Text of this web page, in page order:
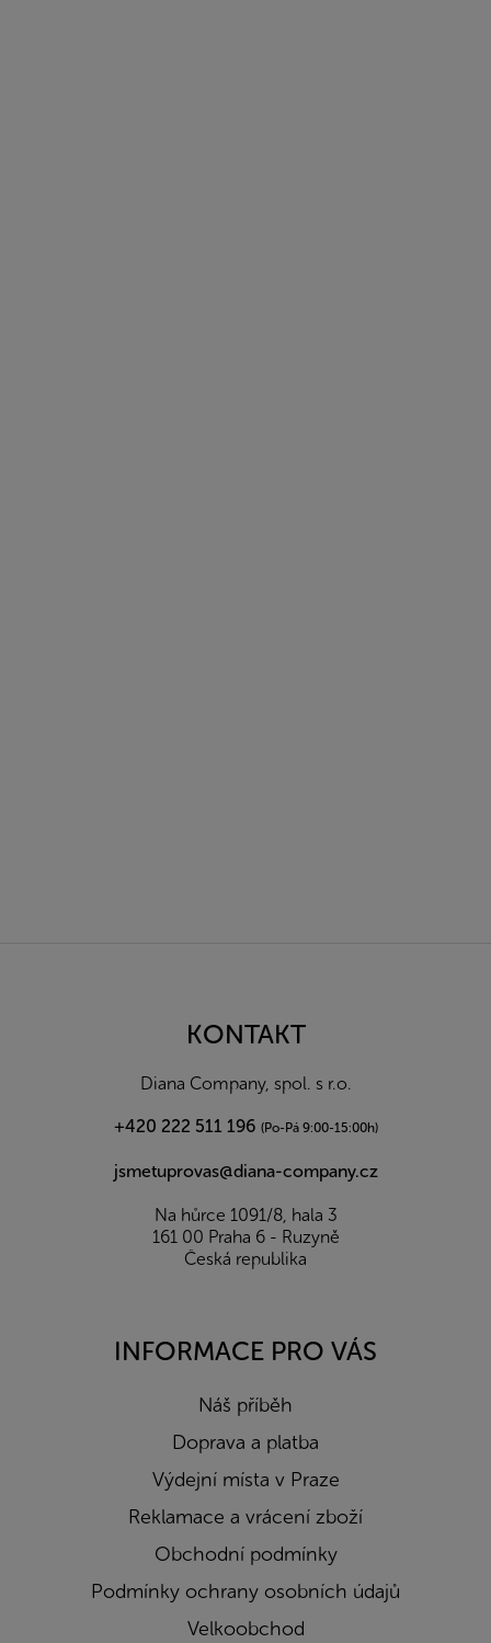
KONTAKT
Diana Company, spol. s r.o.
+420 222 511 196 (Po-Pá 9:00-15:00h)
jsmetuprovas@diana-company.cz
Na hůrce 1091/8, hala 3
161 00 Praha 6 - Ruzyně
Česká republika
INFORMACE PRO VÁS
Náš příběh
Doprava a platba
Výdejní místa v Praze
Reklamace a vrácení zboží
Obchodní podmínky
Podmínky ochrany osobních údajů
Velkoobchod